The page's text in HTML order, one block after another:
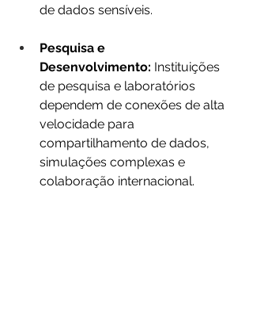
de dados sensíveis.
Pesquisa e
Desenvolvimento: Instituições
de pesquisa e laboratórios
dependem de conexões de alta
velocidade para
compartilhamento de dados,
simulações complexas e
colaboração internacional.